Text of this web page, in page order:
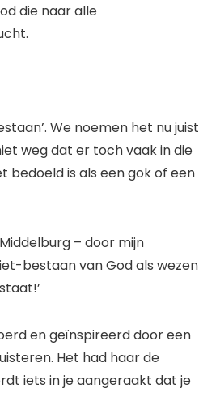
die naar alle
We noemen het nu juist
weg dat er toch vaak in die
is als een gok of een
– door mijn
bestaan van God als wezen
en geïnspireerd door een
Het had haar de
iets in je aangeraakt dat je